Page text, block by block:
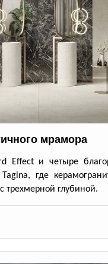
мрамора
Effect и четыре
где
трехмерной глубиной.